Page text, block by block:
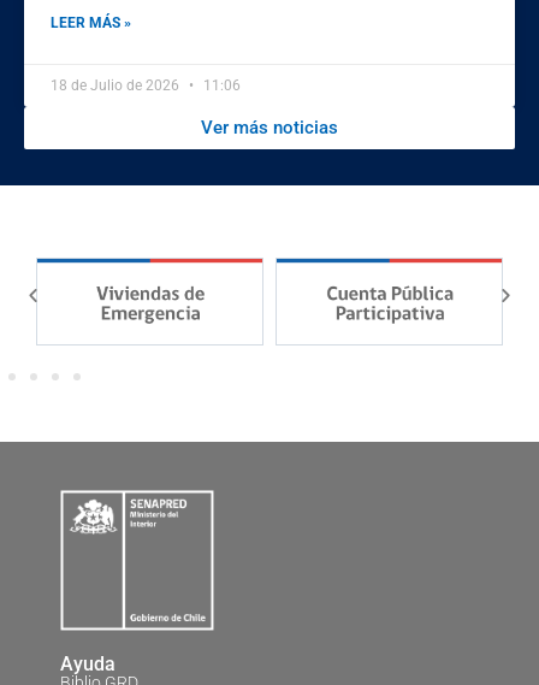
LEER MÁS »
18 de Julio de 2026 11:06
Ver más noticias
Ayuda